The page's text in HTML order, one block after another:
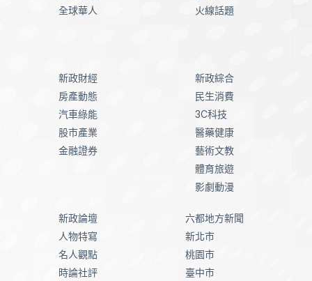
全球華人
火線話題
新政財經
房產動態
汽車綠能
股市產業
金融證券
新政綜合
民生消費
3C科技
醫藥健康
藝術文教
體育旅遊
影劇動漫
新政論壇
人物特寫
名人觀點
時論社評
六都地方新聞
新北市
桃園市
臺中市